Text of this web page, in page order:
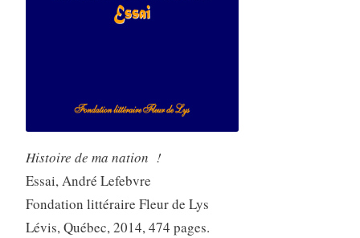
Histoire de ma nation !
Essai, André Lefebvre
Fondation littéraire Fleur de Lys
Lévis, Québec, 2014, 474 pages.